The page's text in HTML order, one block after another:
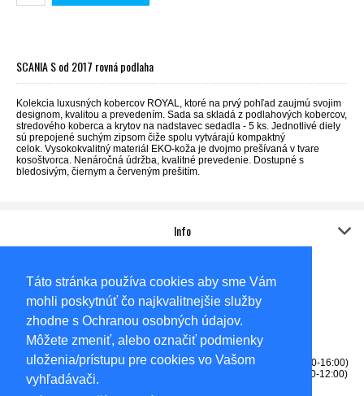
Táto stránka používa cookies aby sme Vám
mohli poskytnúť čo najkvalitnejšie služby
zhodne s Ochranou osobných údajov.
Môžete zmeniť, alebo označiť podmienky
uloženia/prístupu pre cookies vo Vašom
vyhľadávači.
SCANIA S od 2017 rovná podlaha
Kolekcia luxusných kobercov ROYAL, ktoré na prvý pohľad zaujmú svojim
designom, kvalitou a prevedením. Sada sa skladá z podlahových kobercov,
stredového koberca a krytov na nadstavec sedadla - 5 ks. Jednotlivé diely
sú prepojené suchým zipsom čiže spolu vytvárajú kompaktný
celok. Vysokokvalitný materiál EKO-koža je dvojmo prešívaná v tvare
kosoštvorca. Nenáročná údržba, kvalitné prevedenie. Dostupné s
bledosivým, čiernym a červeným prešitím.
Info
Sídlo
AUTO-KOVO,s.r.o.
Gabčíkovská 6585/62A
Dunajská Streda
92901
Okresný súd Trnava, Oddiel: Sro, Vložka číslo: 14057/T
Tel: 0905256531 - predajňa (PONDELOK-PIATOK 8:00-12:00, 13:00-16:00)
Tel: 0915709164 - fakturácia, reklamácie (PONDELOK-PIATOK 8:00-12:00)